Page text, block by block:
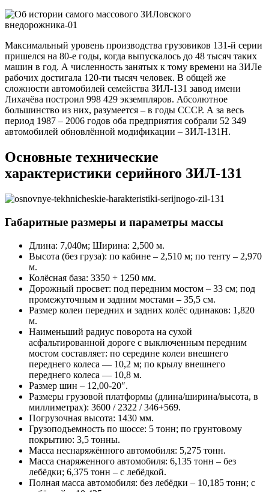
Максимальный уровень производства грузовиков 131-й серии
пришелся на 80-е годы, когда выпускалось до 48 тысяч таких
машин в год. А численность занятых к тому времени на ЗИЛе
рабочих достигала 120-ти тысяч человек. В общей же
сложности автомобилей семейства ЗИЛ-131 завод имени
Лихачёва построил 998 429 экземпляров. Абсолютное
большинство из них, разумеется – в годы СССР. А за весь
период 1987 – 2006 годов оба предприятия собрали 52 349
автомобилей обновлённой модификации – ЗИЛ-131Н.
Основные технические
характеристики серийного ЗИЛ-131
Габаритные размеры и параметры массы
Длина: 7,040м; Ширина: 2,500 м.
Высота (без груза): по кабине – 2,510 м; по тенту – 2,970
м.
Колёсная база: 3350 + 1250 мм.
Дорожный просвет: под передним мостом – 33 см; под
промежуточным и задним мостами – 35,5 см.
Размер колеи передних и задних колёс одинаков: 1,820
м.
Наименьший радиус поворота на сухой
асфальтированной дороге с выключенным передним
мостом составляет: по середине колеи внешнего
переднего колеса — 10,2 м; по крылу внешнего
переднего колеса — 10,8 м.
Размер шин – 12,00-20″.
Размеры грузовой платформы (длина/ширина/высота, в
миллиметрах): 3600 / 2322 / 346+569.
Погрузочная высота: 1430 мм.
Грузоподъемность по шоссе: 5 тонн; по грунтовому
покрытию: 3,5 тонны.
Масса неснаряжённого автомобиля: 5,275 тонн.
Масса снаряженного автомобиля: 6,135 тонн – без
лебёдки; 6,375 тонн – с лебёдкой.
Полная масса автомобиля: без лебёдки – 10,185 тонн; с